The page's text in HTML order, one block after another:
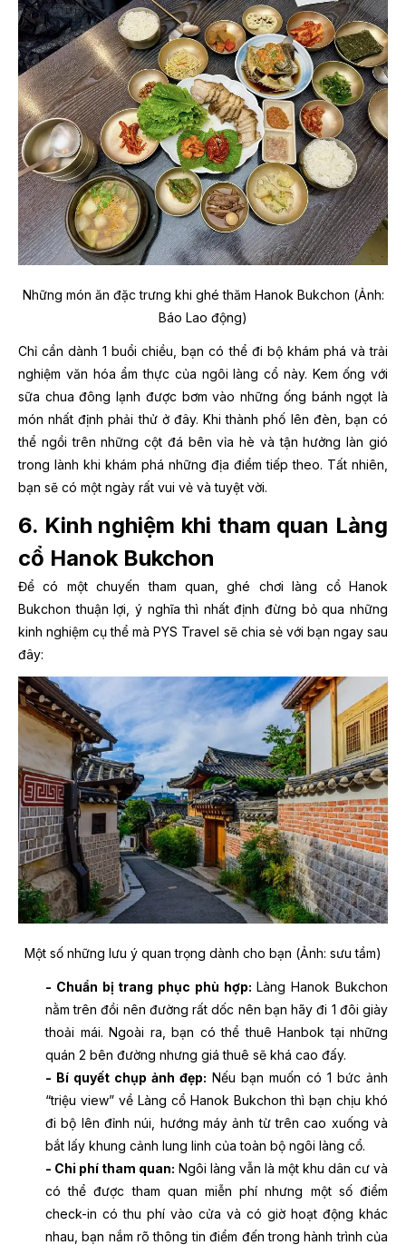
Những món ăn đặc trưng khi ghé thăm Hanok Bukchon (Ảnh:
Báo Lao động)
Chỉ cần dành 1 buổi chiều, bạn có thể đi bộ khám phá và trải
nghiệm văn hóa ẩm thực của ngôi làng cổ này. Kem ống với
sữa chua đông lạnh được bơm vào những ống bánh ngọt là
món nhất định phải thử ở đây. Khi thành phố lên đèn, bạn có
thể ngồi trên những cột đá bên vỉa hè và tận hưởng làn gió
trong lành khi khám phá những địa điểm tiếp theo. Tất nhiên,
bạn sẽ có một ngày rất vui vẻ và tuyệt vời.
6. Kinh nghiệm khi tham quan Làng
cổ Hanok Bukchon
Để có một chuyến tham quan, ghé chơi làng cổ Hanok
Bukchon thuận lợi, ý nghĩa thì nhất định đừng bỏ qua những
kinh nghiệm cụ thể mà PYS Travel sẽ chia sẻ với bạn ngay sau
đây:
Một số những lưu ý quan trọng dành cho bạn (Ảnh: sưu tầm)
- Chuẩn bị trang phục phù hợp: Làng Hanok Bukchon
nằm trên đồi nên đường rất dốc nên bạn hãy đi 1 đôi giày
thoải mái. Ngoài ra, bạn có thể thuê Hanbok tại những
quán 2 bên đường nhưng giá thuê sẽ khá cao đấy.
- Bí quyết chụp ảnh đẹp: Nếu bạn muốn có 1 bức ảnh
“triệu view” về Làng cổ Hanok Bukchon thì bạn chịu khó
đi bộ lên đỉnh núi, hướng máy ảnh từ trên cao xuống và
bắt lấy khung cảnh lung linh của toàn bộ ngôi làng cổ.
- Chi phí tham quan: Ngôi làng vẫn là một khu dân cư và
có thể được tham quan miễn phí nhưng một số điểm
check-in có thu phí vào cửa và có giờ hoạt động khác
nhau, bạn nắm rõ thông tin điểm đến trong hành trình của